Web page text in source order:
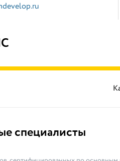
специалисты